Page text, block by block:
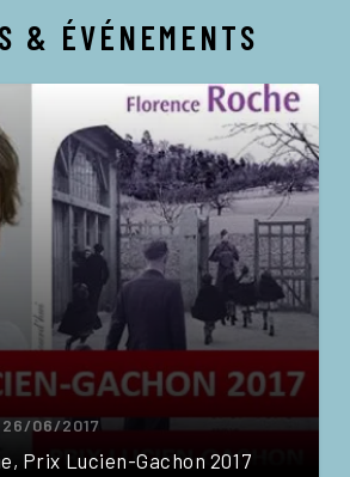
& ÉVÉNEMENTS
26/06/2017
Prix Lucien-Gachon 2017